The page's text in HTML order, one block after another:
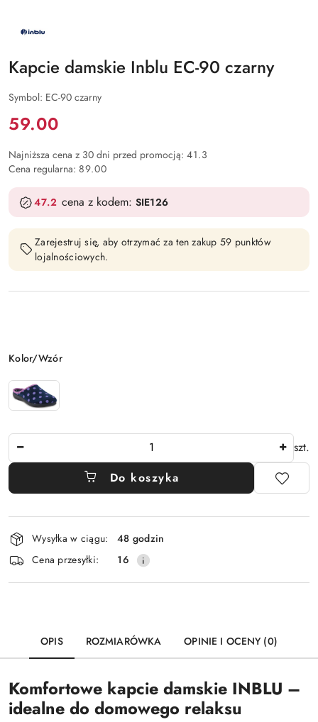
NAZWA
PRODUCENTA:
Kapcie damskie Inblu EC-90 czarny
Symbol: EC-90 czarny
Cena:
59.00
Najniższa cena z 30 dni przed promocją: 41.3
Cena regularna: 89.00
47.2 cena z kodem: SIE126
Zarejestruj się, aby otrzymać za ten zakup 59 punktów
lojalnościowych.
Wariant
Kolor/Wzór
szt.
Do koszyka
Dostępność
i
dostawa
Wysyłka w ciągu:
48 godzin
Cena przesyłki:
16
OPIS ROZMIARÓWKA OPINIE I OCENY (0)
Komfortowe kapcie damskie INBLU –
idealne do domowego relaksu